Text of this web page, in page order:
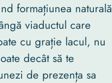
formațiunea naturală
viaductul care
cu grație lacul, nu
decât să te
de prezența sa